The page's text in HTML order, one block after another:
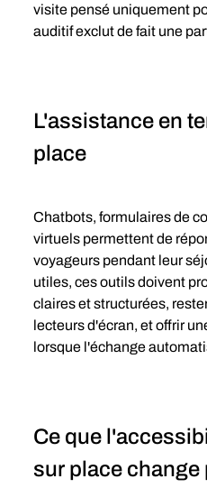
visite pensé uniquement
auditif exclut de fait une
L'assistance en
place
Chatbots, formulaires de
virtuels permettent de
voyageurs pendant leur
utiles, ces outils doivent
claires et structurées,
lecteurs d'écran, et offrir
lorsque l'échange
Ce que
sur place change